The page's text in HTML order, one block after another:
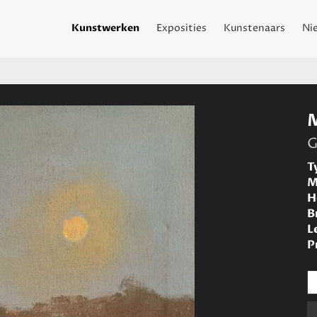
Kunstwerken Exposities Kunstenaars